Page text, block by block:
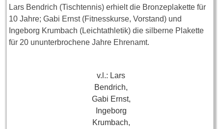
Lars Bendrich (Tischtennis) erhielt die Bronzeplakette für
10 Jahre; Gabi Ernst (Fitnesskurse, Vorstand) und
Ingeborg Krumbach (Leichtathletik) die silberne Plakette
für 20 ununterbrochene Jahre Ehrenamt.
v.l.: Lars
Bendrich,
Gabi Ernst,
Ingeborg
Krumbach,